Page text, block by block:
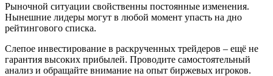
Рыночной ситуации свойственны постоянные изменения.
Нынешние лидеры могут в любой момент упасть на дно
рейтингового списка.
Слепое инвестирование в раскрученных трейдеров – ещё не
гарантия высоких прибылей. Проводите самостоятельный
анализ и обращайте внимание на опыт биржевых игроков.